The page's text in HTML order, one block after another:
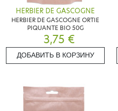
HERBIER DE GASCOGNE
HERBIER DE GASCOGNE ORTIE
PIQUANTE BIO 50G
3,75 €
ДОБАВИТЬ В КОРЗИНУ